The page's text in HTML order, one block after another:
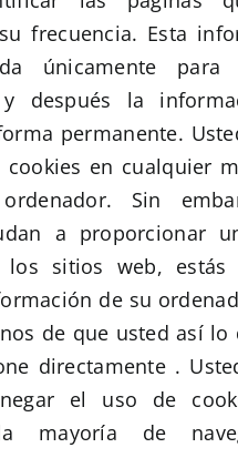
frecuencia. Esta
únicamente para
y después la
permanente.
en cualquier
Sin
a proporcionar
los sitios web, estás
de su
de que usted así lo
directamente .
el uso de
mayoría de